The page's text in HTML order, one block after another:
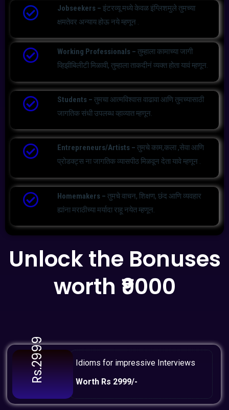
Jobseekers – इंटरव्यू मध्ये केवळ इंग्लिशमुले तुमच्या
क्षमतेवर अन्याय होऊ नये म्हणून .
Working Professionals – तुम्हाला कामाच्या जागी
व्हिझीबिलीटी मिळावी, तुम्हाला ताकदीनं व्यक्त होता यावं म्हणून.
Students – तुमचा आत्मविश्वास वाढावा आणि तुमच्यासाठी
जागतिक संधी उपलब्ध व्हाव्यात म्हणून.
Entrepreneurs/Artists – तुमचे काम,कला ,सेवा आणि
प्रोडक्ट्स ना जागतिक व्यासपीठ मिळवून देता यावे म्हणून .
Homemakers – तुमचे वाचन, शिक्षण, छंद आणि व्यवहार
ह्यांना मराठीच्या मर्यादा राहू नयेत म्हणून.
Unlock the Bonuses
worth ₹9000
Idioms for impressive Interviews
Worth Rs 2999/-
Rs.2999